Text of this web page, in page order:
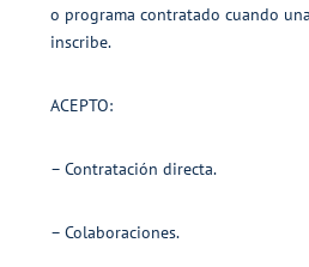
o programa contratado cuando
inscribe.
ACEPTO:
– Contratación directa.
– Colaboraciones.